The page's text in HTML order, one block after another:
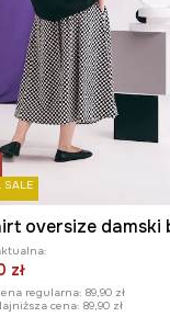
SALE
zł
regularna: 89,90 zł
cena: 89,90 zł